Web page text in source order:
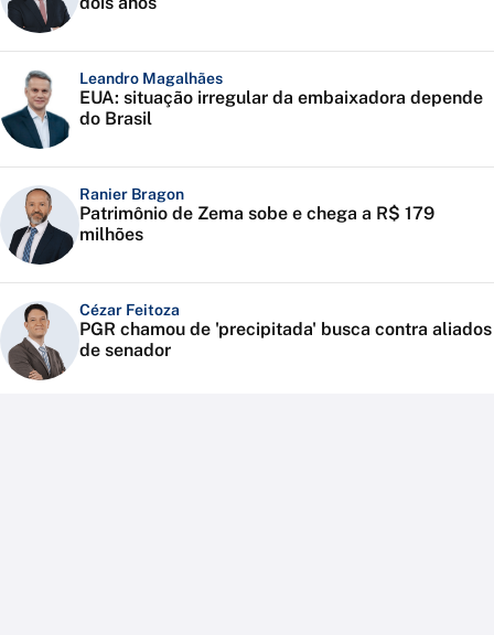
Leandro Magalhães
EUA: situação irregular da embaixadora depende
do Brasil
Ranier Bragon
Patrimônio de Zema sobe e chega a R$ 179
milhões
Cézar Feitoza
PGR chamou de 'precipitada' busca contra aliados
de senador